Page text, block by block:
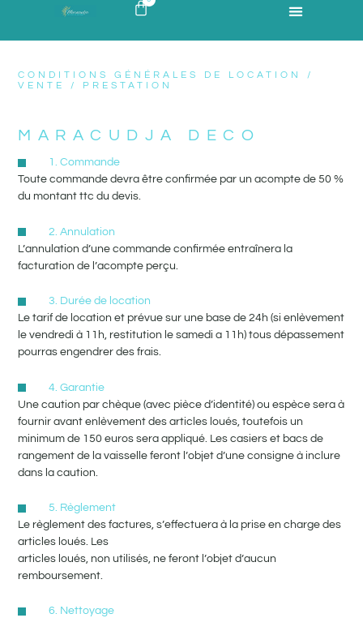
CONDITIONS GÉNÉRALES DE LOCATION /
VENTE / PRESTATION
MARACUDJA DECO
1. Commande
Toute commande devra être confirmée par un acompte de 50 %
du montant ttc du devis.
2. Annulation
L’annulation d’une commande confirmée entraînera la
facturation de l’acompte perçu.
3. Durée de location
Le tarif de location et prévue sur une base de 24h (si enlèvement
le vendredi à 11h, restitution le samedi a 11h) tous dépassement
pourras engendrer des frais.
4. Garantie
Une caution par chèque (avec pièce d’identité) ou espèce sera à
fournir avant enlèvement des articles loués, toutefois un
minimum de 150 euros sera appliqué. Les casiers et bacs de
rangement de la vaisselle feront l’objet d’une consigne à inclure
dans la caution.
5. Règlement
Le règlement des factures, s’effectuera à la prise en charge des
articles loués. Les
articles loués, non utilisés, ne feront l’objet d’aucun
remboursement.
6. Nettoyage